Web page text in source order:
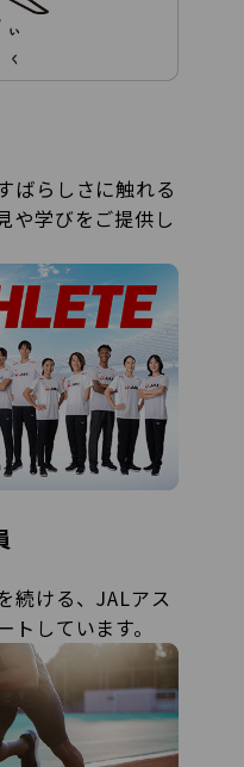
ばらしさに触れる
や学びをご提供し
続ける、JALアス
しています。